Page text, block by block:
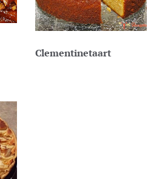
Clementinetaart